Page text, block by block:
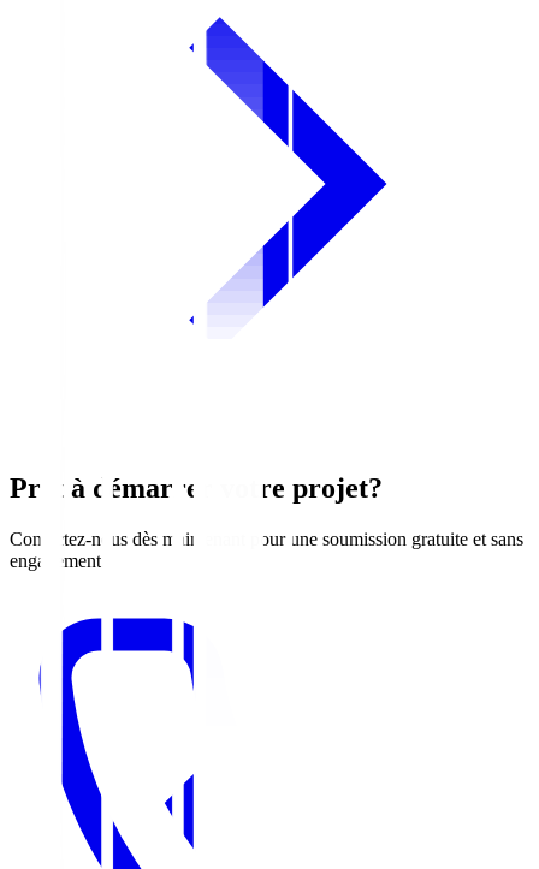
Prêt à démarrer votre projet?
Contactez-nous dès maintenant pour une soumission gratuite et sans
engagement.